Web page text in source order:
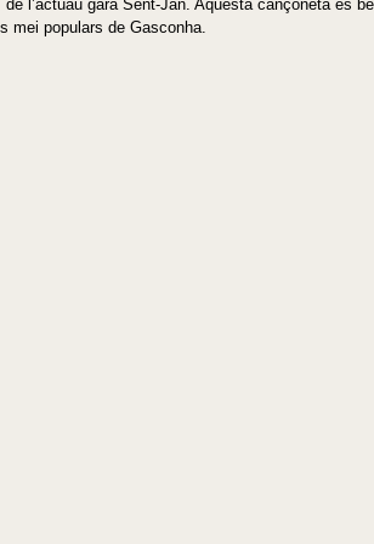
l’actuau gara Sent-Jan. Aquesta cançonèta es
mei populars de Gasconha.